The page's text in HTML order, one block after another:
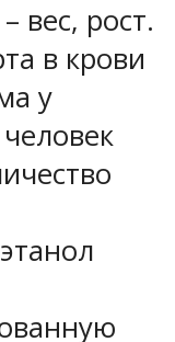
вес, рост.
в крови
у